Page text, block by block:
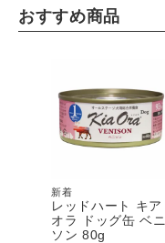
おすすめ商品
新着
レッドハート キア
オラ ドッグ缶 ベニ
ソン 80g